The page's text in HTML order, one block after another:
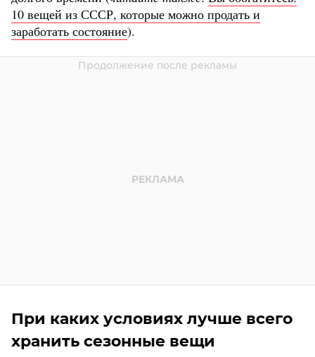
10 вещей из СССР, которые можно продать и
заработать состояние).
При каких условиях лучше всего
хранить сезонные вещи